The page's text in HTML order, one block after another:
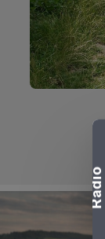
R
a
d
i
o
M
ü
h
l
v
i
e
r
t
e